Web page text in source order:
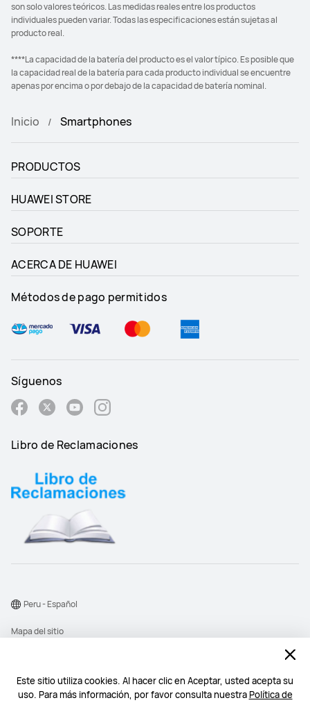
Este sitio utiliza cookies. Al hacer clic en Aceptar, usted acepta su
uso. Para más información, por favor consulta nuestraPolítica de
son solo valores teóricos. Las medidas reales entre los productos
individuales pueden variar. Todas las especificaciones están sujetas al
producto real.
****La capacidad de la batería del producto es el valor típico. Es posible que
la capacidad real de la batería para cada producto individual se encuentre
apenas por encima o por debajo de la capacidad de batería nominal.
Inicio Smartphones
PRODUCTOS
HUAWEI STORE
SOPORTE
ACERCA DE HUAWEI
Métodos de pago permitidos
Síguenos
Libro de Reclamaciones
Mapa del sitio
Declaración de privacidad
Peru - Español